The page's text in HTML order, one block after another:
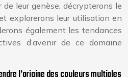
leur genèse, décrypterons le
explorerons leur utilisation en
également les tendances
d’avenir de ce domaine